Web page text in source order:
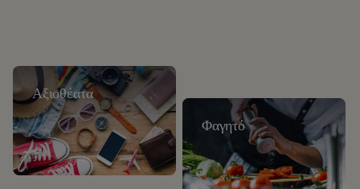
Αξιοθέατα
Φαγητό